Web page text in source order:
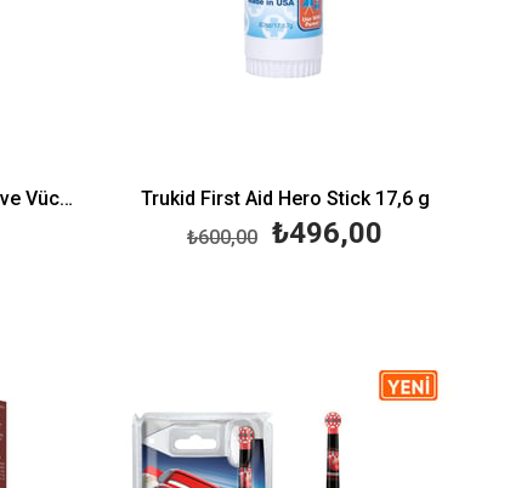
Trukid Truly Natural Happy Yüz ve Vücut Losyonu 236ml Trukid First Aid Hero Stick 17,6 g
₺496,00
₺600,00